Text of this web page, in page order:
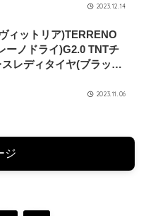
2023.12.14
ィットリア)TERRENO
ーノドライ)G2.0 TNTチ
レディタイヤ(ブラック/
2023.11.06
ジ